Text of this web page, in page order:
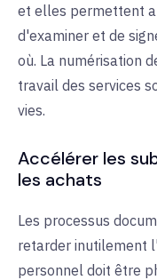
et elles permettent
d'examiner et de
où. La numérisation
travail des services
vies.
Accélérer les
les achats
Les processus
retarder inutilement
personnel doit être